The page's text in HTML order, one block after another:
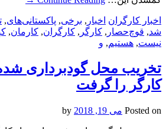
اخبار کارگران اخبار , برخی, پاکستانی‌های,
شد, قوچ‌حصار , کارگر , کارگران, کارمان,
نیست, هستیم, و
تخریب محل گودبرداری
کارگر را گرفت
Posted on می 19, 2018